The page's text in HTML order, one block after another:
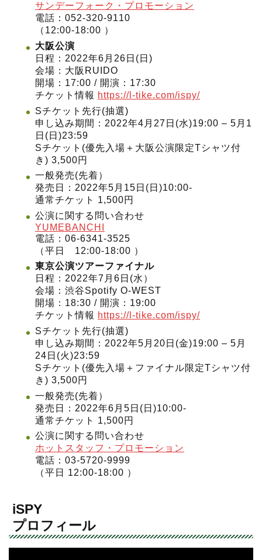
サンデーフォーク・プロモーション
電話：052-320-9110
（12:00-18:00 ）
大阪公演
日程：2022年6月26日(日)
会場：大阪RUIDO
開場：17:00 / 開演：17:30
チケット情報 https://l-tike.com/ispy/
Sチケット先行(抽選)
申し込み期間：2022年4月27日(水)19:00 – 5月1
日(日)23:59
Sチケット(優先入場＋大阪公演限定Tシャツ付
き) 3,500円
一般発売(先着）
発売日：2022年5月15日(日)10:00-
通常チケット 1,500円
公演に関する問い合わせ
YUMEBANCHI
電話：06-6341-3525
（平日 12:00-18:00 ）
東京公演ツアーファイナル
日程：2022年7月6日(水）
会場：渋谷Spotify O-WEST
開場：18:30 / 開演：19:00
チケット情報 https://l-tike.com/ispy/
Sチケット先行(抽選)
申し込み期間：2022年5月20日(金)19:00 – 5月
24日(火)23:59
Sチケット(優先入場＋ファイナル限定Tシャツ付
き) 3,500円
一般発売(先着）
発売日：2022年6月5日(日)10:00-
通常チケット 1,500円
公演に関する問い合わせ
ホットスタッフ・プロモーション
電話：03-5720-9999
（平日 12:00-18:00 ）
iSPY
プロフィール